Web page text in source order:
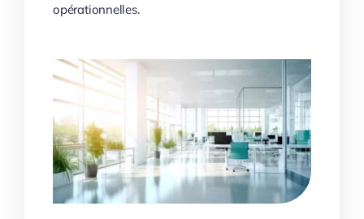
opérationnelles.